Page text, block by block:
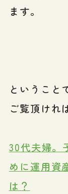
ます。
ということ
ご覧頂けれ
30代夫婦。
めに運用資
は？